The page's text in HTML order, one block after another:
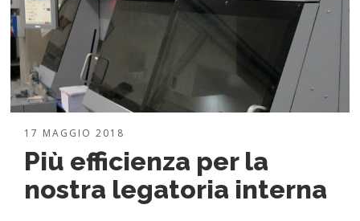
17 MAGGIO 2018
Più efficienza per la
nostra legatoria interna